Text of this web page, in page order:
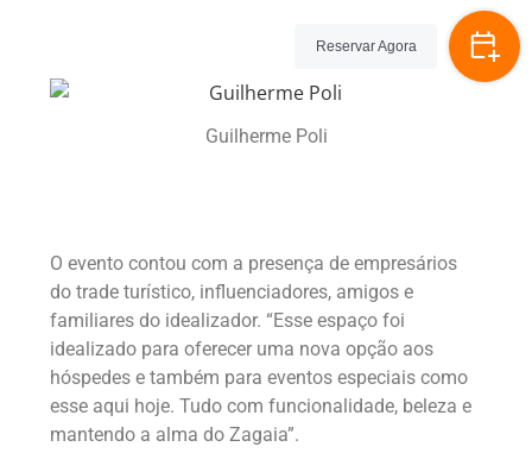
Guilherme Poli
O evento contou com a presença de empresários
do trade turístico, influenciadores, amigos e
familiares do idealizador. “Esse espaço foi
idealizado para oferecer uma nova opção aos
hóspedes e também para eventos especiais como
esse aqui hoje. Tudo com funcionalidade, beleza e
mantendo a alma do Zagaia”.
Reservar Agora